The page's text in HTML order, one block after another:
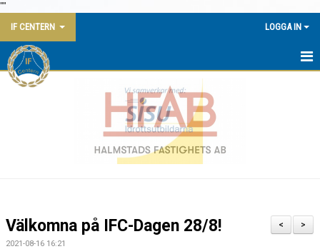
""
IF CENTERN
LOGGA IN
HEM
KLUBBSTUGAN
>
<
Välkomna på IFC-Dagen 28/8!
2021-08-16 16:21